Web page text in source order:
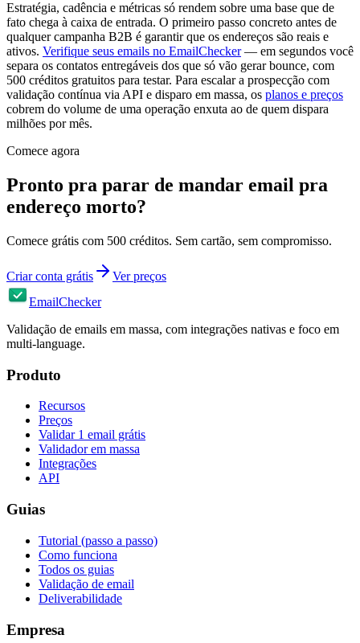
Estratégia, cadência e métricas só rendem sobre uma base que de
fato chega à caixa de entrada. O primeiro passo concreto antes de
qualquer campanha B2B é garantir que os endereços são reais e
ativos. Verifique seus emails no EmailChecker— em segundos você
separa os contatos entregáveis dos que só vão gerar bounce, com
500 créditos gratuitos para testar. Para escalar a prospecção com
validação contínua via API e disparo em massa, os planos e preços
cobrem do volume de uma operação enxuta ao de quem dispara
milhões por mês.
Comece agora
Pronto pra parar de mandar email pra
endereço morto?
Comece grátis com 500 créditos. Sem cartão, sem compromisso.
Criar conta grátis
Ver preços
EmailChecker
Validação de emails em massa, com integrações nativas e foco em
multi-language.
Produto
Recursos
Preços
Validar 1 email grátis
Validador em massa
Integrações
API
Guias
Tutorial (passo a passo)
Como funciona
Todos os guias
Validação de email
Deliverabilidade
Empresa